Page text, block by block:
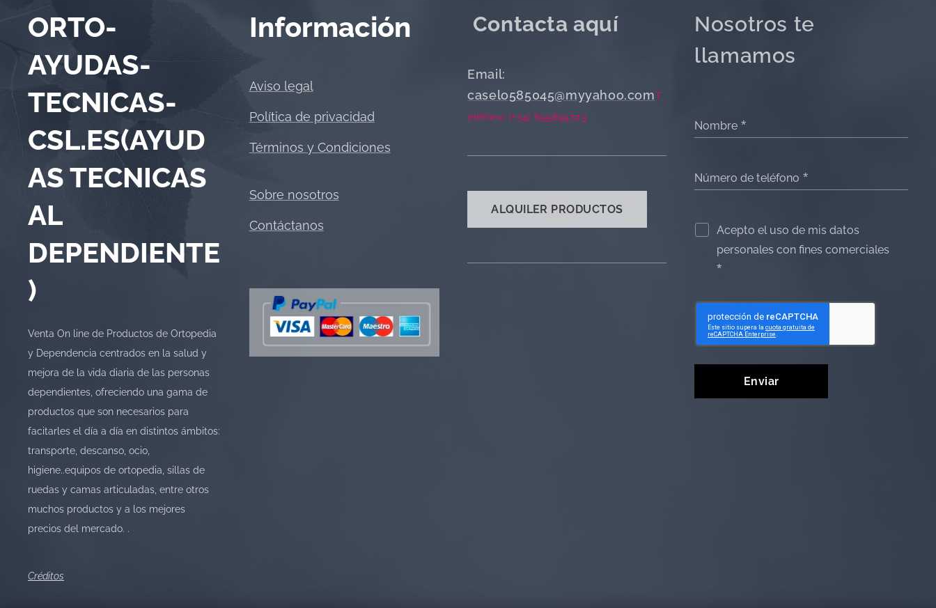
ORTO-
AYUDAS-
TECNICAS-
CSL.ES(AYUD
AS TECNICAS
AL
DEPENDIENTE
)
Venta On line de Productos de Ortopedia
y Dependencia centrados en la salud y
mejora de la vida diaria de las personas
dependientes, ofreciendo una gama de
productos que son necesarios para
facitarles el día a día en distintos ámbitos:
transporte, descanso, ocio,
higiene..equipos de ortopedia, sillas de
ruedas y camas articuladas, entre otros
muchos productos y a los mejores
precios del mercado. .
Créditos
Información
Aviso legal
Política de privacidad
Términos y Condiciones
Sobre nosotros
Contáctanos
Contacta aquí
Email:
caselo585045@myyahoo.comT
eléfono: (+34) 655895723
ALQUILER PRODUCTOS
Nosotros te
llamamos
Nombre
Número de teléfono
Acepto el uso de mis datos
personales con fines comerciales
Enviar